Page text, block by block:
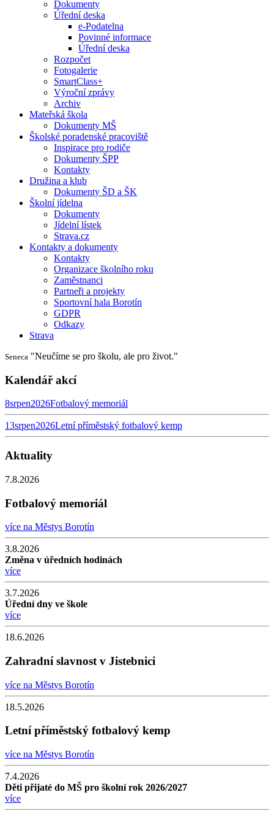
Dokumenty
Úřední deska
e-Podatelna
Povinné informace
Úřední deska
Rozpočet
Fotogalerie
SmartClass+
Výroční zprávy
Archiv
Mateřská škola
Dokumenty MŠ
Školské poradenské pracoviště
Inspirace pro rodiče
Dokumenty ŠPP
Kontakty
Družina a klub
Dokumenty ŠD a ŠK
Školní jídelna
Dokumenty
Jídelní lístek
Strava.cz
Kontakty a dokumenty
Kontakty
Organizace školního roku
Zaměstnanci
Partneři a projekty
Sportovní hala Borotín
GDPR
Odkazy
Strava
Seneca "Neučíme se pro školu, ale pro život."
Kalendář akcí
8srpen2026Fotbalový memoriál
13srpen2026Letní příměstský fotbalový kemp
Aktuality
7.8.2026
Fotbalový memoriál
více na Městys Borotín
3.8.2026
Změna v úředních hodinách
více
3.7.2026
Úřední dny ve škole
více
18.6.2026
Zahradní slavnost v Jistebnici
více na Městys Borotín
18.5.2026
Letní příměstský fotbalový kemp
více na Městys Borotín
7.4.2026
Děti přijaté do MŠ pro školní rok 2026/2027
více